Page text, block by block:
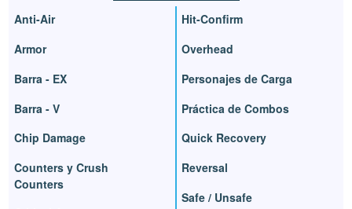
Anti-Air
Armor
Barra - EX
Barra - V
Chip Damage
Counters y Crush
Counters
Hit-Confirm
Overhead
Personajes de Carga
Práctica de Combos
Quick Recovery
Reversal
Safe / Unsafe